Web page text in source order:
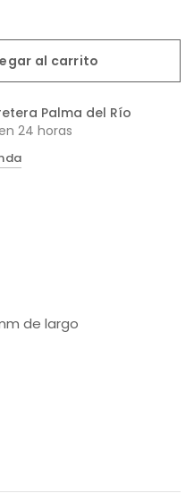
al carrito
Palma del Río
24 horas
de largo